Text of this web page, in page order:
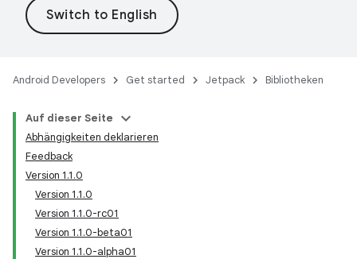
Android Developers Get started Jetpack Bibliotheken
Auf dieser Seite
Abhängigkeiten deklarieren
Feedback
Version 1.1.0
Version 1.1.0
Version 1.1.0-rc01
Version 1.1.0-beta01
Version 1.1.0-alpha01